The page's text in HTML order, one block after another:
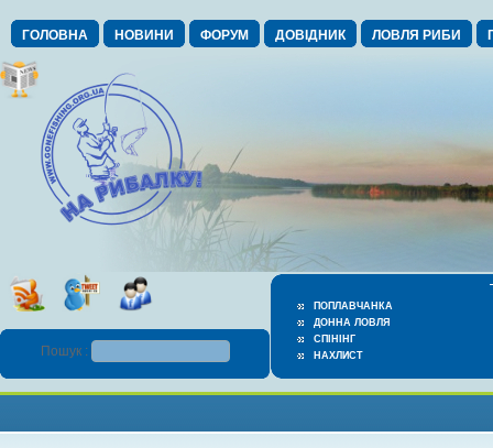
ГОЛОВНА НОВИНИ ФОРУМ ДОВІДНИК ЛОВЛЯ РИБИ
ПОПЛАВЧАНКА
ДОННА ЛОВЛЯ
СПІНІНГ
НАХЛИСТ
Пошук :